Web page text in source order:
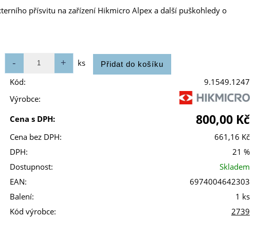
přísvitu na zařízení Hikmicro Alpex a další puškohledy o
ks
Kód:
9.1549.1247
Výrobce:
Cena s DPH:
800,00 Kč
Cena bez DPH:
661,16 Kč
DPH:
21 %
Dostupnost:
Skladem
EAN:
6974004642303
Balení:
1 ks
Kód výrobce:
2739